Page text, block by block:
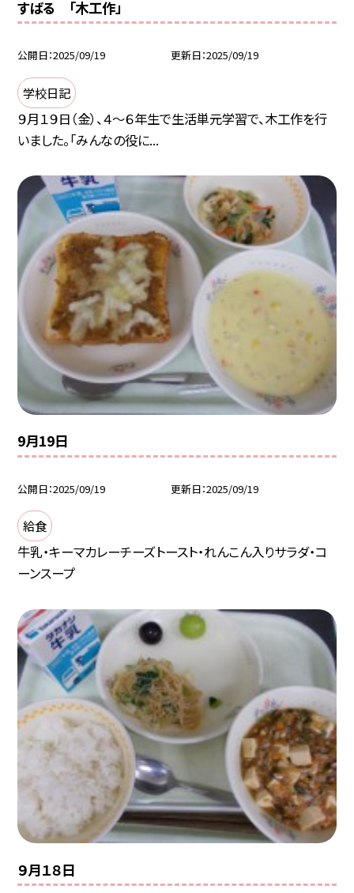
すばる 「木工作」
公開日 2025/09/19 更新日 2025/09/19
学校日記
９月１９日（金）、４〜６年生で生活単元学習で、木工作を行
いました。「みんなの役に...
9月19日
公開日 2025/09/19 更新日 2025/09/19
給食
牛乳・キーマカレーチーズトースト・れんこん入りサラダ・コ
ーンスープ
９月１８日